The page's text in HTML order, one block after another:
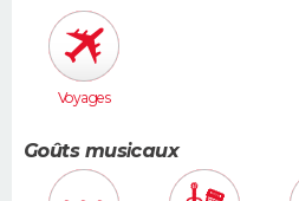
Voyages
Goûts musicaux